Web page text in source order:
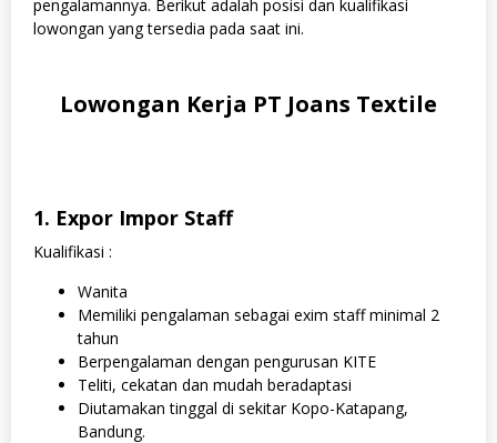
pengalamannya. Berikut adalah posisi dan kualifikasi
lowongan yang tersedia pada saat ini.
Lowongan Kerja PT Joans Textile
1. Expor Impor Staff
Kualifikasi :
Wanita
Memiliki pengalaman sebagai exim staff minimal 2
tahun
Berpengalaman dengan pengurusan KITE
Teliti, cekatan dan mudah beradaptasi
Diutamakan tinggal di sekitar Kopo-Katapang,
Bandung.